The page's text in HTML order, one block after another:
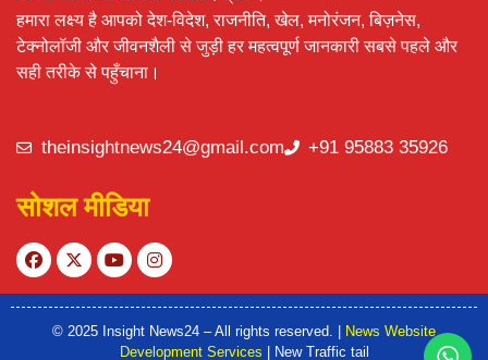
हमारा लक्ष्य है आपको देश-विदेश, राजनीति, खेल, मनोरंजन, बिज़नेस,
टेक्नोलॉजी और जीवनशैली से जुड़ी हर महत्वपूर्ण जानकारी सबसे पहले और
सही तरीके से पहुँचाना।
theinsightnews24@gmail.com +91 95883 35926
सोशल मीडिया
© 2025 Insight News24 – All rights reserved. |
News Website
Development Services
| New Traffic tail